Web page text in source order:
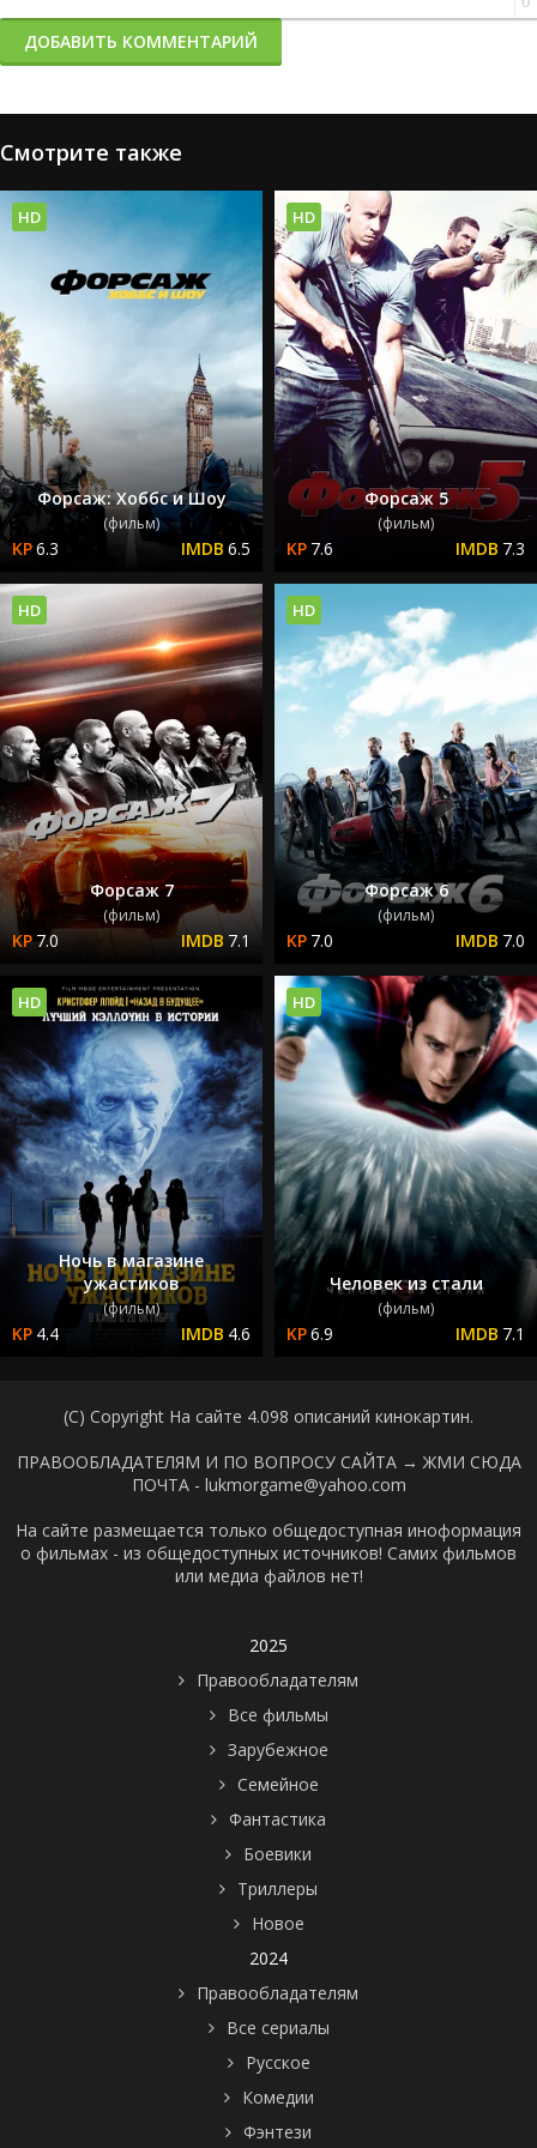
ДОБАВИТЬ КОММЕНТАРИЙ
Смотрите также
Форсаж: Хоббс и Шоу
(фильм)
6.3 6.5
HD
Форсаж 5
(фильм)
7.6 7.3
HD
Форсаж 7
(фильм)
7.0 7.1
HD
Форсаж 6
(фильм)
7.0 7.0
HD
Ночь в магазине
ужастиков
(фильм)
4.4 4.6
HD
Человек из стали
(фильм)
6.9 7.1
HD
(C) Copyright На сайте 4.098 описаний кинокартин.
ПРАВООБЛАДАТЕЛЯМ И ПО ВОПРОСУ САЙТА → ЖМИ СЮДА
ПОЧТА - lukmorgame@yahoo.com
На сайте размещается только общедоступная иноформация
о фильмах - из общедоступных источников! Самих фильмов
или медиа файлов нет!
2025
Правообладателям
Все фильмы
Зарубежное
Семейное
Фантастика
Боевики
Триллеры
Новое
2024
Правообладателям
Все сериалы
Русское
Комедии
Фэнтези